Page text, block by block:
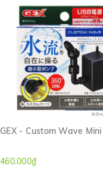
GEX - Custom Wave Mini
460.000₫